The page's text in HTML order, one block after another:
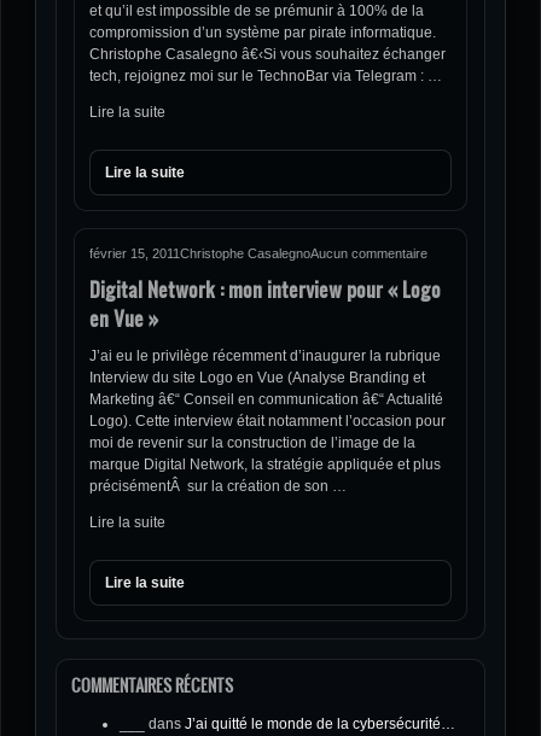
et qu’il est impossible de se prémunir à 100% de la
compromission d’un système par pirate informatique.
Christophe Casalegno â€‹Si vous souhaitez échanger
tech, rejoignez moi sur le TechnoBar via Telegram : …
Lire la suite
Lire la suite
février 15, 2011Christophe CasalegnoAucun commentaire
Digital Network : mon interview pour « Logo
en Vue »
J’ai eu le privilège récemment d’inaugurer la rubrique
Interview du site Logo en Vue (Analyse Branding et
Marketing â€“ Conseil en communication â€“ Actualité
Logo). Cette interview était notamment l’occasion pour
moi de revenir sur la construction de l’image de la
marque Digital Network, la stratégie appliquée et plus
précisémentÂ sur la création de son …
Lire la suite
Lire la suite
COMMENTAIRES RÉCENTS
dans J’ai quitté le monde de la cybersécurité…